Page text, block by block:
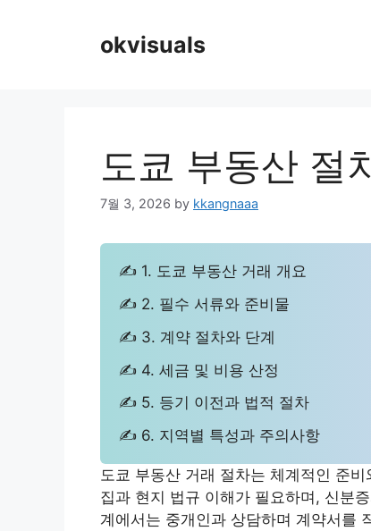
okvisuals
도쿄 부동산 절
7월 3, 2026 by kkangnaaa
✍ 1. 도쿄 부동산 거래 개요
✍ 2. 필수 서류와 준비물
✍ 3. 계약 절차와 단계
✍ 4. 세금 및 비용 산정
✍ 5. 등기 이전과 법적 절차
✍ 6. 지역별 특성과 주의사항
도쿄 부동산 거래 절차는 체계적인 준
집과 현지 법규 이해가 필요하며, 신분
계에서는 중개인과 상담하며 계약서를